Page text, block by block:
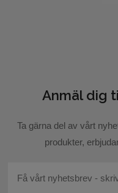
Anmäl dig
Ta gärna del av vårt
produkter,